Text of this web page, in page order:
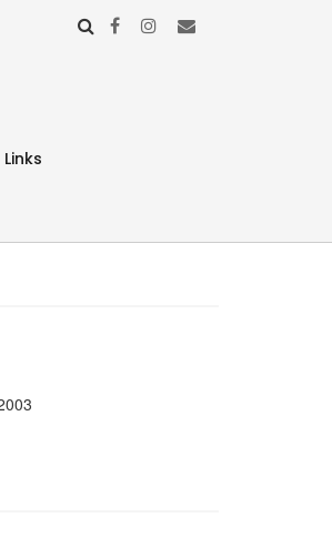
Links